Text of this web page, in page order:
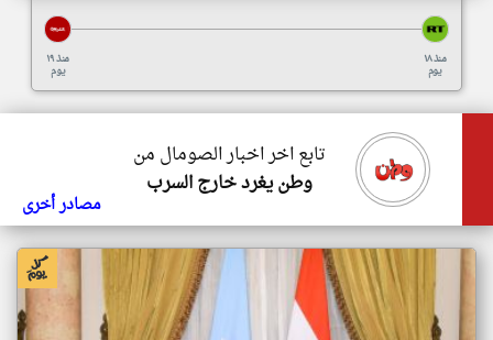
منذ ١٩
يوم
منذ ١٨
يوم
تابع اخر اخبار الصومال من
وطن يغرد خارج السرب
مصادر أخرى